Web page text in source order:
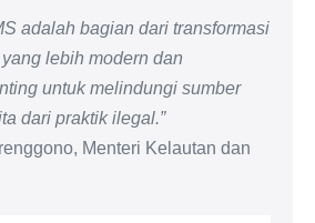
adalah bagian dari transformasi
lebih modern dan
untuk melindungi sumber
dari praktik ilegal.”
Menteri Kelautan dan